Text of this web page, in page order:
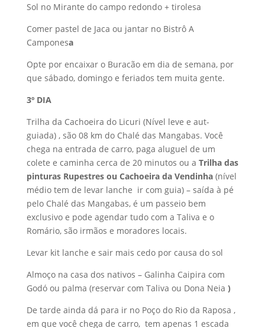
Sol no Mirante do campo redondo + tirolesa
Comer pastel de Jaca ou jantar no Bistrô A
Camponesa
Opte por encaixar o Buracão em dia de semana, por
que sábado, domingo e feriados tem muita gente.
3º DIA
Trilha da Cachoeira do Licuri (Nível leve e aut-
guiada) , são 08 km do Chalé das Mangabas. Você
chega na entrada de carro, paga aluguel de um
colete e caminha cerca de 20 minutos ou a Trilha das
pinturas Rupestres ou Cachoeira da Vendinha(nível
médio tem de levar lanche ir com guia) – saída à pé
pelo Chalé das Mangabas, é um passeio bem
exclusivo e pode agendar tudo com a Taliva e o
Romário, são irmãos e moradores locais.
Levar kit lanche e sair mais cedo por causa do sol
Almoço na casa dos nativos – Galinha Caipira com
Godó ou palma (reservar com Taliva ou Dona Neia )
De tarde ainda dá para ir no Poço do Rio da Raposa ,
em que você chega de carro, tem apenas 1 escada